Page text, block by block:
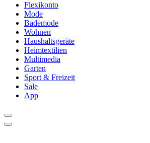
Flexikonto
Mode
Bademode
Wohnen
Haushaltsgeräte
Heimtextilien
Multimedia
Garten
Sport & Freizeit
Sale
App